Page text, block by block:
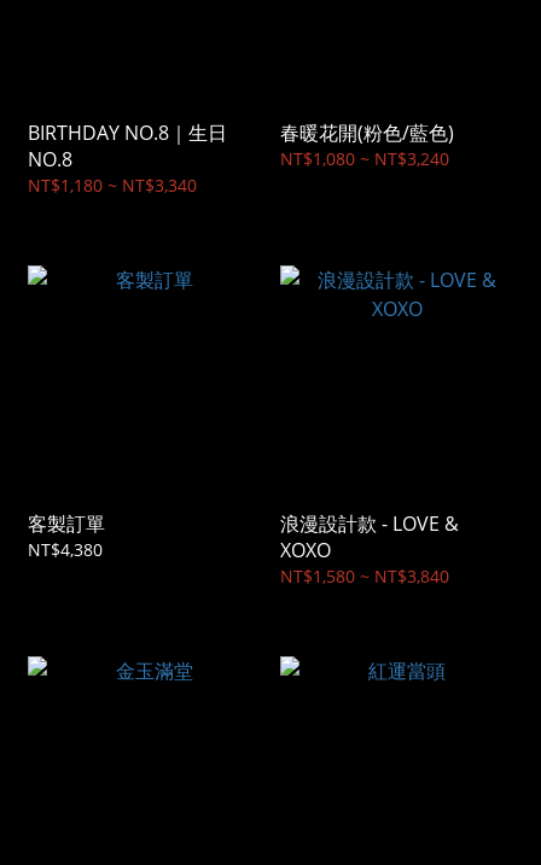
BIRTHDAY NO.8｜生日
NO.8
NT$1,180 ~ NT$3,340
春暖花開(粉色/藍色)
NT$1,080 ~ NT$3,240
客製訂單
NT$4,380
浪漫設計款 - LOVE &
XOXO
NT$1,580 ~ NT$3,840